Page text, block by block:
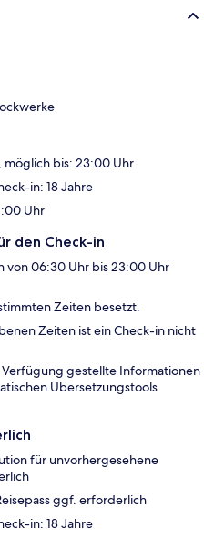
möglich bis: 23:00 Uhr
in: 18 Jahre
Uhr
den Check-in
von 06:30 Uhr bis 23:00 Uhr
Zeiten besetzt.
Zeiten ist ein Check-in nicht
gestellte Informationen
Übersetzungstools
für unvorhergesehene
ggf. erforderlich
in: 18 Jahre